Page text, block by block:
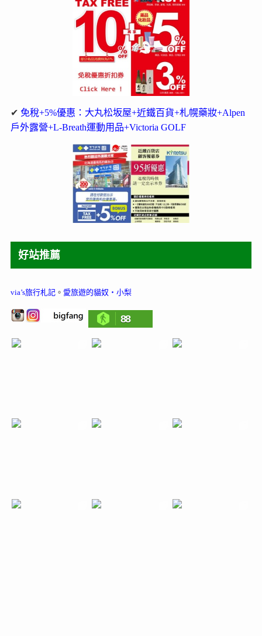
✔ 免稅+5%優惠：大丸松坂屋+近鐵百貨+札幌藥妝+Alpen
戶外露營+L-Breath運動用品+Victoria GOLF
好站推薦
via’s旅行札記。 愛旅遊的貓奴‧小梨
88